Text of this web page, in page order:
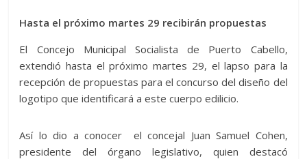
Hasta el próximo martes 29 recibirán propuestas
El Concejo Municipal Socialista de Puerto Cabello,
extendió hasta el próximo martes 29, el lapso para la
recepción de propuestas para el concurso del diseño del
logotipo que identificará a este cuerpo edilicio.
Así lo dio a conocer el concejal Juan Samuel Cohen,
presidente del órgano legislativo, quien destacó